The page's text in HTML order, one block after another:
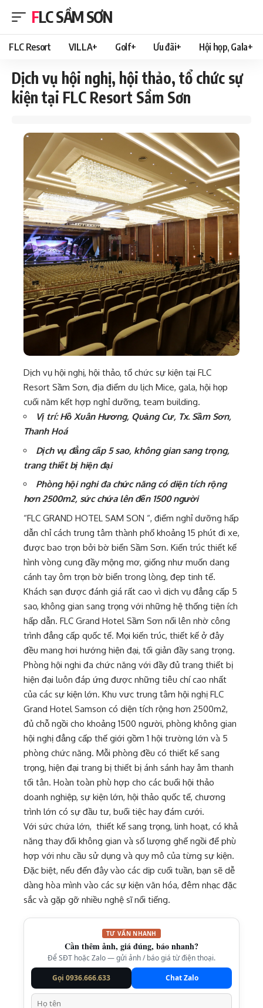
FLC SẦM SƠN
FLC Resort VILLA+ Golf+ Ưu đãi+ Hội họp, Gala+
Dịch vụ hội nghị, hội thảo, tổ chức sự
kiện tại FLC Resort Sầm Sơn
Dịch vụ hội nghị, hội thảo, tổ chức sự kiện tại FLC
Resort Sầm Sơn, địa điểm du lịch Mice, gala, hội họp
cuối năm kết hợp nghỉ dưỡng, team building.
Vị trí: Hồ Xuân Hương, Quảng Cư, Tx. Sầm Sơn,
Thanh Hoá
Dịch vụ đẳng cấp 5 sao, không gian sang trọng,
trang thiết bị hiện đại
Phòng hội nghi đa chức năng có diện tích rộng
hơn 2500m2, sức chứa lên đến 1500 người
“FLC GRAND HOTEL SAM SON “, điểm nghỉ dưỡng hấp
dẫn chỉ cách trung tâm thành phố khoảng 15 phút đi xe,
được bao trọn bởi bờ biển Sầm Sơn. Kiến trúc thiết kế
hình vòng cung đầy mộng mơ, giống như muốn dang
cánh tay ôm trọn bờ biển trong lòng, đẹp tinh tế.
Khách sạn được đánh giá rất cao vì dịch vụ đẳng cấp 5
sao, không gian sang trọng với những hệ thống tiện ích
hấp dẫn. FLC Grand Hotel Sầm Sơn nổi lên nhờ công
trình đẳng cấp quốc tế. Mọi kiến trúc, thiết kế ở đây
đều mang hơi hướng hiện đại, tối giản đầy sang trọng.
Phòng hội nghi đa chức năng với đầy đủ trang thiết bị
hiện đại luôn đáp ứng được những tiêu chí cao nhất
của các sự kiện lớn. Khu vưc trung tâm hội nghị FLC
Grand Hotel Samson có diện tích rộng hơn 2500m2,
đủ chỗ ngồi cho khoảng 1500 người, phòng không gian
hội nghị đẳng cấp thế giới gồm 1 hội trường lớn và 5
phòng chức năng. Mỗi phòng đều có thiết kế sang
trọng, hiện đại trang bị thiết bị ánh sánh hay âm thanh
tối tân. Hoàn toàn phù hợp cho các buổi hội thảo
doanh nghiệp, sự kiện lớn, hội thảo quốc tế, chương
trình lớn có sự đầu tư, buổi tiệc hay đám cưới.
Với sức chứa lớn, thiết kế sang trọng, linh hoạt, có khả
năng thay đổi không gian và số lượng ghế ngồi để phù
hợp với nhu cầu sử dụng và quy mô của từng sự kiện.
Đặc biệt, nếu đến đây vào các dịp cuối tuần, bạn sẽ dễ
dàng hòa mình vào các sự kiện văn hóa, đêm nhạc đặc
sắc và gặp gỡ nhiều nghệ sĩ nổi tiếng.
TƯ VẤN NHANH
Cần thêm ảnh, giá đúng, báo nhanh?
Để SĐT hoặc Zalo — gửi ảnh / báo giá từ điện thoại.
Gọi 0936.666.633
Chat Zalo